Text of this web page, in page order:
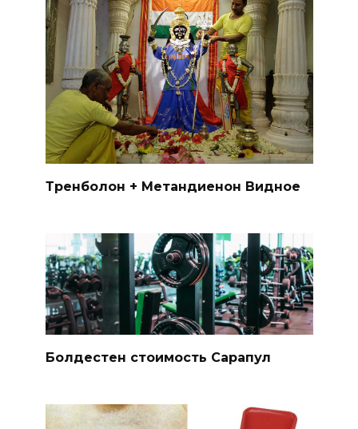
Тренболон + Метандиенон Видное
Болдестен стоимость Сарапул